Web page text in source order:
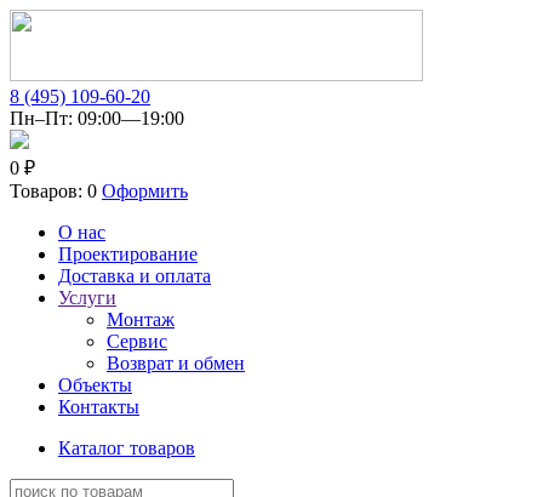
8 (495) 109-60-20
Пн–Пт: 09:00—19:00
0 ₽
Товаров: 0 Оформить
О нас
Проектирование
Доставка и оплата
Услуги
Монтаж
Сервис
Возврат и обмен
Объекты
Контакты
Каталог товаров